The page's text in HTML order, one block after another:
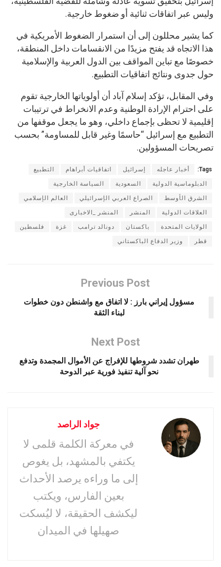
وليس عبر اتفاقات ثنائية أو ضغوط خارجية.
كما يشير محللون إلى أن استمرار الضغوط الأمريكية في
هذا الاتجاه قد يفتح مزيدًا من الانقسامات داخل المنطقة،
خصوصًا مع تباين المواقف بين الدول العربية والإسلامية
حول جدوى ونتائج اتفاقيات التطبيع.
وفي المقابل، تؤكد إسلام آباد أن أولوياتها الخارجية تقوم
على احترام الإرادة الوطنية وعدم الانخراط في ترتيبات
إقليمية لا تحظى بإجماع داخلي، وهو ما يجعل موقفها من
التطبيع مع إسرائيل “حاسمًا وغير قابل للمساومة” بحسب
تصريحات المسؤولين.
Tags: أخبار عاجله إسرائيل اتفاقيات أبراهام التطبيع
الدبلوماسية الدولية السعودية السياسة الخارجية
الشرق الأوسط الصراع العربي الإسرائيلي العالم الإسلامي
العلاقات الدولية المنشر المنشر _الاخبارى
الولايات المتحدة باكستان دونالد ترامب غزة فلسطين
قطر وزير الدفاع الباكستاني
Previous Post
مسؤول إيراني بارز : لا اتفاق مع واشنطن دون خطوات
لبناء الثقة
Next Post
طهران تشدد شروطها للإفراج عن الأموال المجمدة وتدفع
نحو آلية تنفيذ فورية عبر الدوحة
جواد الراصد
في معركة الكلمة قلمى لا
يكتفي بالمشهد، بل يغوص
إلى ما وراءه يرصد الأحداث
بعين الفارس، ويكتب
ليكشف الحقيقة، لا ليُسكت
صهيلها في الميدان